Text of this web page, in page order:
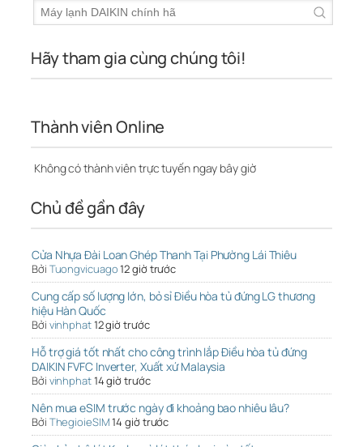
Hãy tham gia cùng chúng tôi!
Thành viên Online
Không có thành viên trực tuyến ngay bây giờ
Chủ đề gần đây
Cửa Nhựa Đài Loan Ghép Thanh Tại Phường Lái Thiêu
Bởi Tuongvicuago12 giờ trước
Cung cấp số lượng lớn, bỏ sỉ Điều hòa tủ đứng LG thương
hiệu Hàn Quốc
Bởi vinhphat12 giờ trước
Hỗ trợ giá tốt nhất cho công trình lắp Điều hòa tủ đứng
DAIKIN FVFC Inverter, Xuất xứ Malaysia
Bởi vinhphat14 giờ trước
Nên mua eSIM trước ngày đi khoảng bao nhiêu lâu?
Bởi ThegioieSIM14 giờ trước